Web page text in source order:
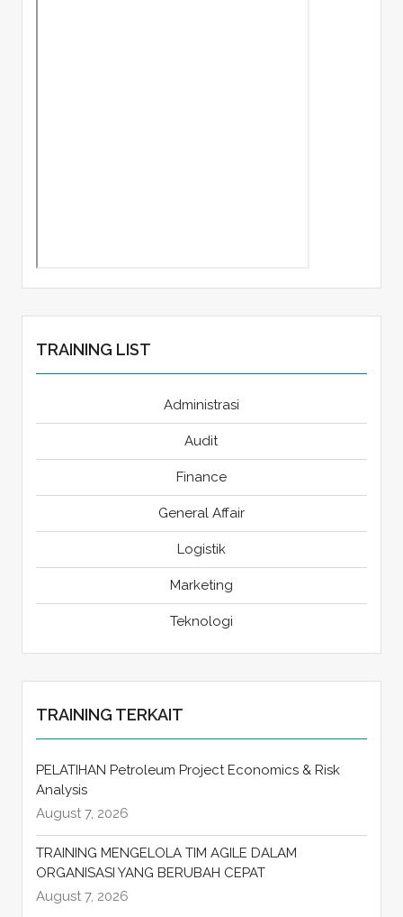
TRAINING LIST
Administrasi
Audit
Finance
General Affair
Logistik
Marketing
Teknologi
TRAINING TERKAIT
PELATIHAN Petroleum Project Economics & Risk
Analysis
August 7, 2026
TRAINING MENGELOLA TIM AGILE DALAM
ORGANISASI YANG BERUBAH CEPAT
August 7, 2026